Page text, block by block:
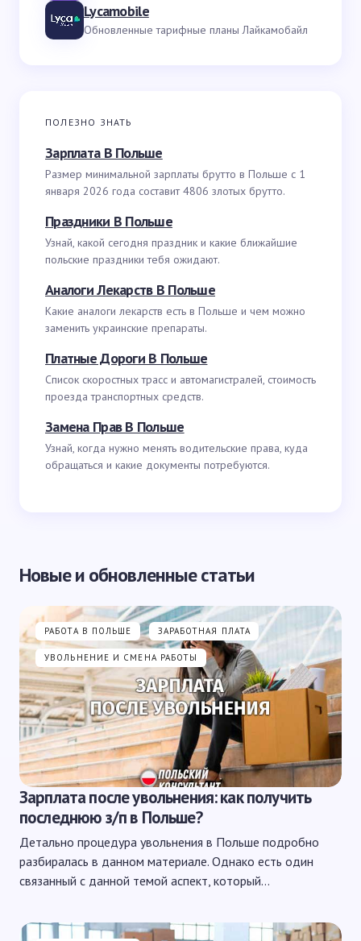
Lycamobile
Обновленные тарифные планы Лайкамобайл
ПОЛЕЗНО ЗНАТЬ
Зарплата В Польше
Размер минимальной зарплаты брутто в Польше с 1
января 2026 года составит 4806 злотых брутто.
Праздники В Польше
Узнай, какой сегодня праздник и какие ближайшие
польские праздники тебя ожидают.
Аналоги Лекарств В Польше
Какие аналоги лекарств есть в Польше и чем можно
заменить украинские препараты.
Платные Дороги В Польше
Список скоростных трасс и автомагистралей, стоимость
проезда транспортных средств.
Замена Прав В Польше
Узнай, когда нужно менять водительские права, куда
обращаться и какие документы потребуются.
Новые и обновленные статьи
РАБОТА В ПОЛЬШЕ ЗАРАБОТНАЯ ПЛАТА
УВОЛЬНЕНИЕ И СМЕНА РАБОТЫ
Зарплата после увольнения: как получить
последнюю з/п в Польше?
Детально процедура увольнения в Польше подробно
разбиралась в данном материале. Однако есть один
связанный с данной темой аспект, который…